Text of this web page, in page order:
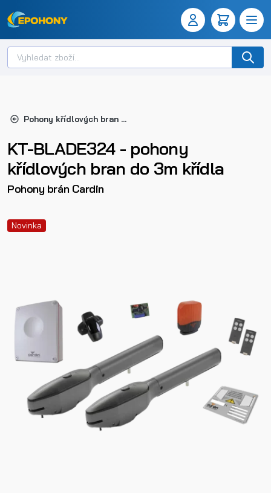
Pohony křídlových bran do 2,5 m
KT-BLADE324 - pohony
křídlových bran do 3m křídla
Pohony brán Cardin
Novinka